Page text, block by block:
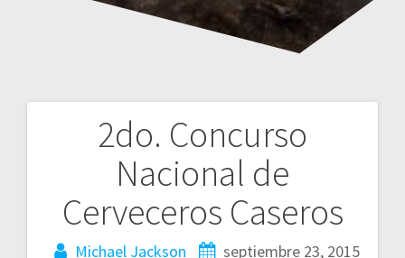
2do. Concurso
Nacional de
Cerveceros Caseros
Michael Jackson
septiembre 23, 2015
Navegación
entradas